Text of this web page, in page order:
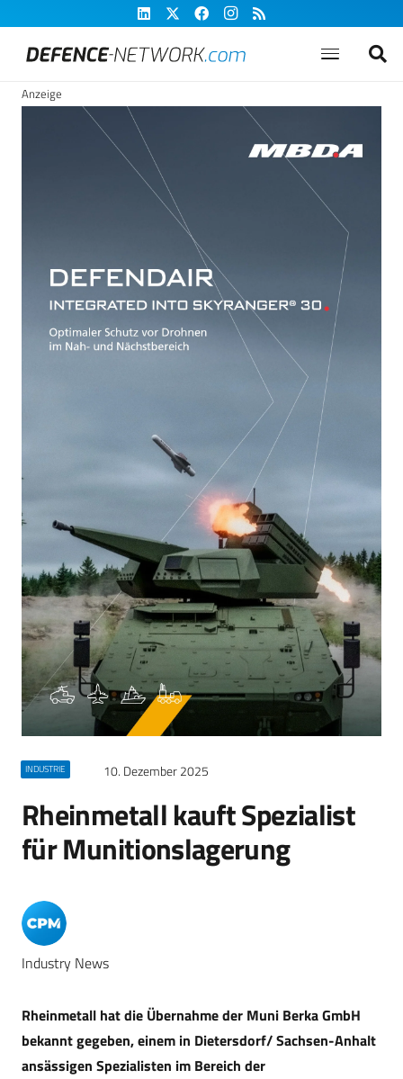
Anzeige
INDUSTRIE 10. Dezember 2025
Rheinmetall kauft Spezialist
für Munitionslagerung
Industry News
Rheinmetall hat die Übernahme der Muni Berka GmbH
bekannt gegeben, einem in Dietersdorf/ Sachsen-Anhalt
ansässigen Spezialisten im Bereich der